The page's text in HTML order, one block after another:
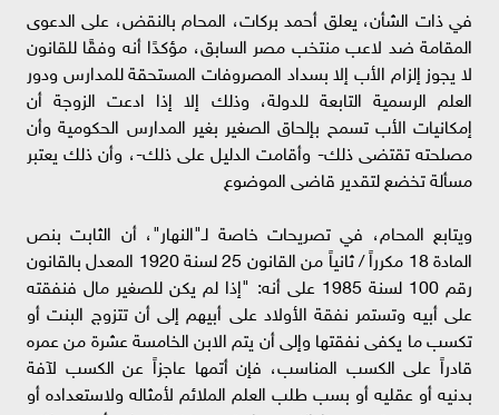
في ذات الشأن، يعلق أحمد بركات، المحام بالنقض، على الدعوى
المقامة ضد لاعب منتخب مصر السابق، مؤكدًا أنه وفقًا للقانون
لا يجوز إلزام الأب إلا بسداد المصروفات المستحقة للمدارس ودور
العلم الرسمية التابعة للدولة، وذلك إلا إذا ادعت الزوجة أن
إمكانيات الأب تسمح بإلحاق الصغير بغير المدارس الحكومية وأن
مصلحته تقتضى ذلك- وأقامت الدليل على ذلك-، وأن ذلك يعتبر
مسألة تخضع لتقدير قاضى الموضوع
ويتابع المحام، في تصريحات خاصة لـ"النهار"، أن الثابت بنص
المادة 18 مكرراً / ثانياً من القانون 25 لسنة 1920 المعدل بالقانون
رقم 100 لسنة 1985 على أنه: "إذا لم يكن للصغير مال فنفقته
على أبيه وتستمر نفقة الأولاد على أبيهم إلى أن تتزوج البنت أو
تكسب ما يكفى نفقتها وإلى أن يتم الابن الخامسة عشرة من عمره
قادراً على الكسب المناسب، فإن أتمها عاجزاً عن الكسب لآفة
بدنيه أو عقليه أو بسب طلب العلم الملائم لأمثاله ولاستعداده أو